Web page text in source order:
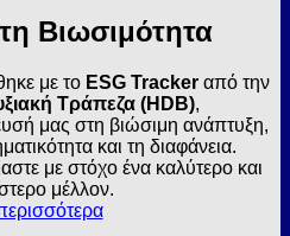
Βιωσιμότητα
με το ESG Tracker από την
Τράπεζα (HDB),
μας στη βιώσιμη ανάπτυξη,
και τη διαφάνεια.
με στόχο ένα καλύτερο και
μέλλον.